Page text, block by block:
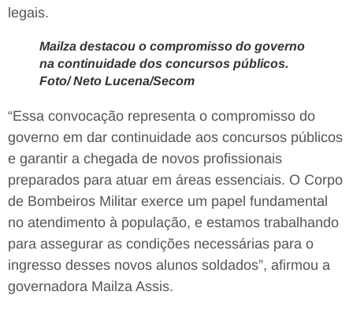
legais.
Mailza destacou o compromisso do governo
na continuidade dos concursos públicos.
Foto/ Neto Lucena/Secom
“Essa convocação representa o compromisso do
governo em dar continuidade aos concursos públicos
e garantir a chegada de novos profissionais
preparados para atuar em áreas essenciais. O Corpo
de Bombeiros Militar exerce um papel fundamental
no atendimento à população, e estamos trabalhando
para assegurar as condições necessárias para o
ingresso desses novos alunos soldados”, afirmou a
governadora Mailza Assis.